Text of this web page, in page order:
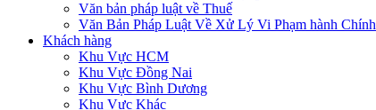
Văn bản pháp luật về Thuế
Văn Bản Pháp Luật Về Xử Lý Vi Phạm hành Chính
Khách hàng
Khu Vực HCM
Khu Vực Đồng Nai
Khu Vực Bình Dương
Khu Vực Khác